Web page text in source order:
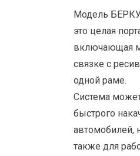
Модель
это целая
включающая
связке с
одной раме.
Система
быстрого
автомобилей,
также для